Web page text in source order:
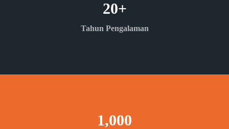
Tahun Pengalaman
20+
1,000